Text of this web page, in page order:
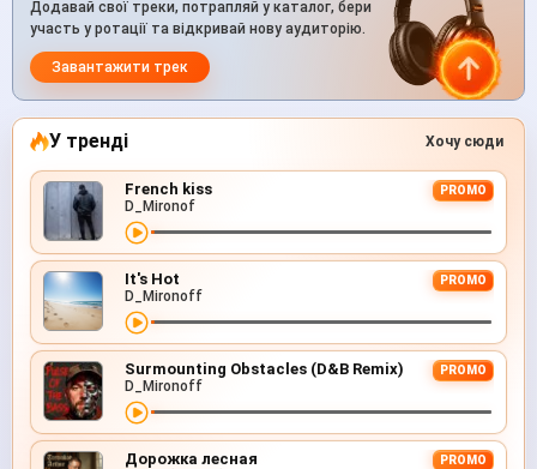
Додавай свої треки, потрапляй у каталог, бери
участь у ротації та відкривай нову аудиторію.
Завантажити трек
У тренді Хочу сюди
French kiss PROMO
D_Mironof
It's Hot PROMO
D_Mironoff
Surmounting Obstacles (D&B Remix) PROMO
D_Mironoff
Дорожка лесная PROMO